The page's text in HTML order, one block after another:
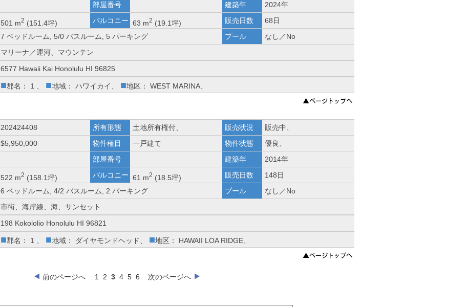
部屋番号 建築年 2024年
501 m2 (151.4坪) バルコニー 63 m2 (19.1坪) 販売日数
68日
7 ベッドルーム, 5/0 バスルーム, 5 パーキング プール
なし／No
マリーナ／運河、マウンテン
6577 Hawaii Kai Honolulu HI 96825
■郡名： 1 、 ■地域： ハワイカイ、 ■地区： WEST MARINA、
202424408 所有形態 土地所有権付、 販売状況
販売中、
$5,950,000 物件種目 一戸建て 物件状態
優良、
部屋番号 建築年 2014年
522 m2 (158.1坪) バルコニー 61 m2 (18.5坪) 販売日数
148日
6 ベッドルーム, 4/2 バスルーム, 2 パーキング プール
なし／No
市街、海岸線、海、サンセット
198 Kokololio Honolulu HI 96821
■郡名： 1 、 ■地域： ダイヤモンドヘッド、 ■地区： HAWAII LOA RIDGE、
前のページへ 1 2 3 4 5 6 次のページへ